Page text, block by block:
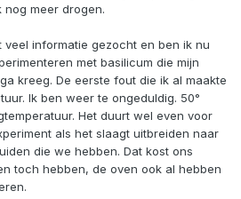
meer drogen.
veel informatie gezocht en ben ik nu
met basilicum die mijn
kreeg. De eerste fout die ik al maakte
Ik ben weer te ongeduldig. 50°
Het duurt wel even voor
als het slaagt uitbreiden naar
die we hebben. Dat kost ons
toch hebben, de oven ook al hebben